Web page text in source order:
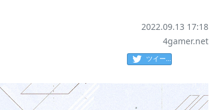
2022.09.13 17:18
4gamer.net
ツイート